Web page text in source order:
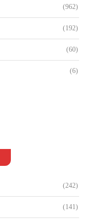
(962)
(192)
(60)
(6)
(242)
(141)